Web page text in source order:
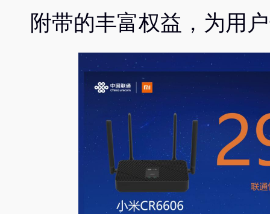
附带的丰富权益，为用